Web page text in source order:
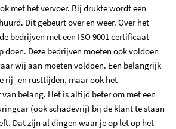
met het vervoer. Bij drukte wordt een
Dit gebeurt over en weer. Over het
bedrijven met een ISO 9001 certificaat
doen. Deze bedrijven moeten ook voldoen
wij aan moeten voldoen. Een belangrijk
rij- en rusttijden, maar ook het
belang. Het is altijd beter om met een
(ook schadevrij) bij de klant te staan
Dat zijn al dingen waar je op let op het